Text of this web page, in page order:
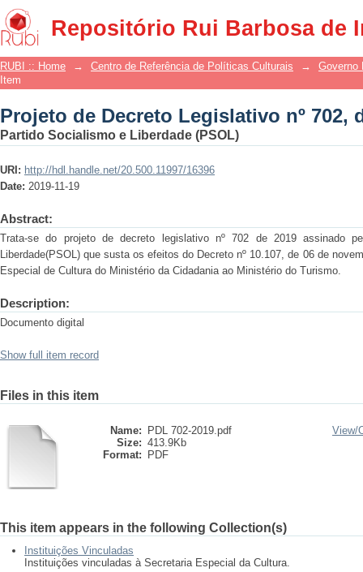
Repositório Rui Barbosa de
Projeto de Decreto Legislativo nº 702,
RUBI :: Home → Centro de Referência de Políticas Culturais →
Governo
Item
Projeto de Decreto Legislativo nº 702,
Partido Socialismo e Liberdade (PSOL)
URI: http://hdl.handle.net/20.500.11997/16396
Date: 2019-11-19
Abstract:
Trata-se do projeto de decreto legislativo nº 702 de 2019 assinado
Liberdade(PSOL) que susta os efeitos do Decreto nº 10.107, de 06 de
Especial de Cultura do Ministério da Cidadania ao Ministério do Turismo.
Description:
Documento digital
Show full item record
Files in this item
Name:
PDL 702-2019.pdf
Size: 413.9Kb
Format:
PDF
View/
This item appears in the following Collection(s)
Instituições Vinculadas
Instituições vinculadas à Secretaria Especial da Cultura.